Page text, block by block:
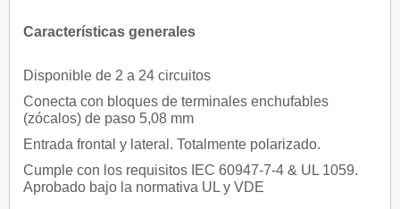
Características generales
Disponible de 2 a 24 circuitos
Conecta con bloques de terminales enchufables
(zócalos) de paso 5,08 mm
Entrada frontal y lateral. Totalmente polarizado.
Cumple con los requisitos IEC 60947-7-4 & UL 1059.
Aprobado bajo la normativa UL y VDE